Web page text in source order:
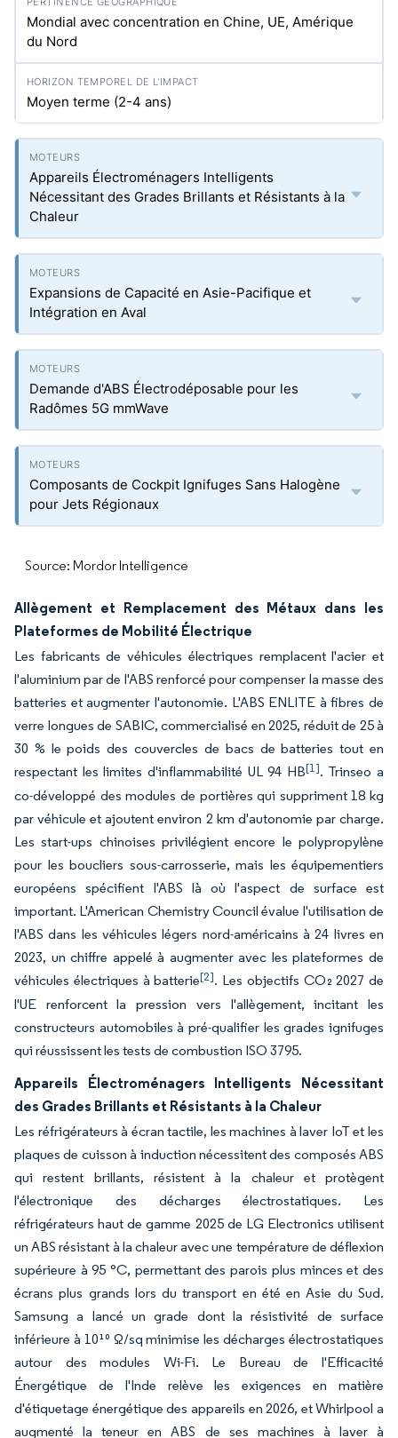
Mondial avec concentration en Chine, UE, Amérique
du Nord
Moyen terme (2-4 ans)
Appareils Électroménagers Intelligents
Nécessitant des Grades Brillants et Résistants à la
Chaleur
Expansions de Capacité en Asie-Pacifique et
Intégration en Aval
Demande d'ABS Électrodéposable pour les
Radômes 5G mmWave
Composants de Cockpit Ignifuges Sans Halogène
pour Jets Régionaux
Source: Mordor Intelligence
Allègement et Remplacement des Métaux dans les
Plateformes de Mobilité Électrique
Les fabricants de véhicules électriques remplacent l'acier et
l'aluminium par de l'ABS renforcé pour compenser la masse des
batteries et augmenter l'autonomie. L'ABS ENLITE à fibres de
verre longues de SABIC, commercialisé en 2025, réduit de 25 à
30 % le poids des couvercles de bacs de batteries tout en
respectant les limites d'inflammabilité UL 94 HB[1]. Trinseo a
co-développé des modules de portières qui suppriment 18 kg
par véhicule et ajoutent environ 2 km d'autonomie par charge.
Les start-ups chinoises privilégient encore le polypropylène
pour les boucliers sous-carrosserie, mais les équipementiers
européens spécifient l'ABS là où l'aspect de surface est
important. L'American Chemistry Council évalue l'utilisation de
l'ABS dans les véhicules légers nord-américains à 24 livres en
2023, un chiffre appelé à augmenter avec les plateformes de
véhicules électriques à batterie[2]. Les objectifs CO₂ 2027 de
l'UE renforcent la pression vers l'allègement, incitant les
constructeurs automobiles à pré-qualifier les grades ignifuges
qui réussissent les tests de combustion ISO 3795.
Appareils Électroménagers Intelligents Nécessitant
des Grades Brillants et Résistants à la Chaleur
Les réfrigérateurs à écran tactile, les machines à laver IoT et les
plaques de cuisson à induction nécessitent des composés ABS
qui restent brillants, résistent à la chaleur et protègent
l'électronique des décharges électrostatiques. Les
réfrigérateurs haut de gamme 2025 de LG Electronics utilisent
un ABS résistant à la chaleur avec une température de déflexion
supérieure à 95 °C, permettant des parois plus minces et des
écrans plus grands lors du transport en été en Asie du Sud.
Samsung a lancé un grade dont la résistivité de surface
inférieure à 10¹⁰ Ω/sq minimise les décharges électrostatiques
autour des modules Wi-Fi. Le Bureau de l'Efficacité
Énergétique de l'Inde relève les exigences en matière
d'étiquetage énergétique des appareils en 2026, et Whirlpool a
augmenté la teneur en ABS de ses machines à laver à